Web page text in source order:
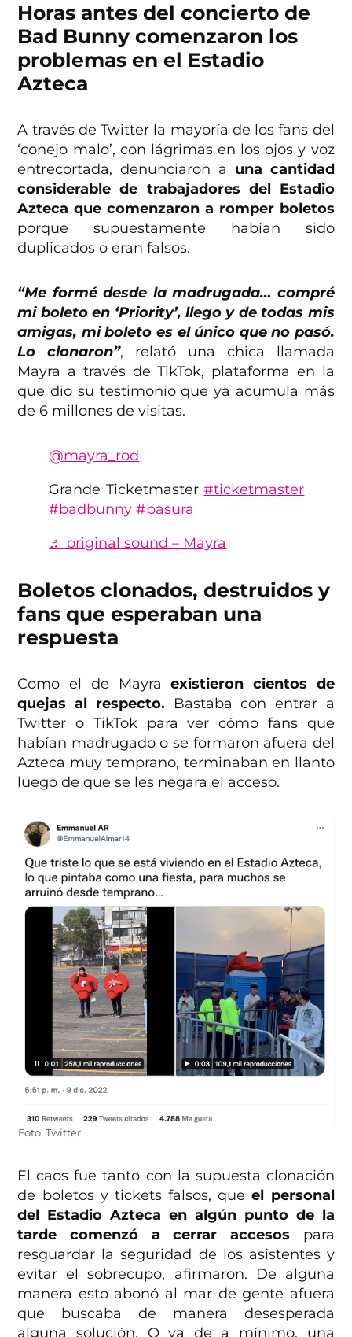
Horas antes del concierto de
Bad Bunny comenzaron los
problemas en el Estadio
Azteca
A través de Twitter la mayoría de los fans del
‘conejo malo’, con lágrimas en los ojos y voz
entrecortada, denunciaron a una cantidad
considerable de trabajadores del Estadio
Azteca que comenzaron a romper boletos
porque supuestamente habían sido
duplicados o eran falsos.
“Me formé desde la madrugada… compré
mi boleto en ‘Priority’, llego y de todas mis
amigas, mi boleto es el único que no pasó.
Lo clonaron”, relató una chica llamada
Mayra a través de TikTok, plataforma en la
que dio su testimonio que ya acumula más
de 6 millones de visitas.
@mayra_rod
Grande Ticketmaster#ticketmaster
#badbunny #basura
♬ original sound – Mayra
Boletos clonados, destruidos y
fans que esperaban una
respuesta
Como el de Mayraexistieron cientos de
quejas al respecto.
Bastaba con entrar a
Twitter o TikTok para ver cómo fans que
habían madrugado o se formaron afuera del
Azteca muy temprano, terminaban en llanto
luego de que se les negara el acceso.
Foto: Twitter
El caos fue tanto con la supuesta clonación
de boletos y tickets falsos, queel personal
del Estadio Azteca en algún punto de la
tarde comenzó a cerrar accesos para
resguardar la seguridad de los asistentes y
evitar el sobrecupo, afirmaron. De alguna
manera esto abonó al mar de gente afuera
que buscaba de manera desesperada
alguna solución. O ya de a mínimo, una